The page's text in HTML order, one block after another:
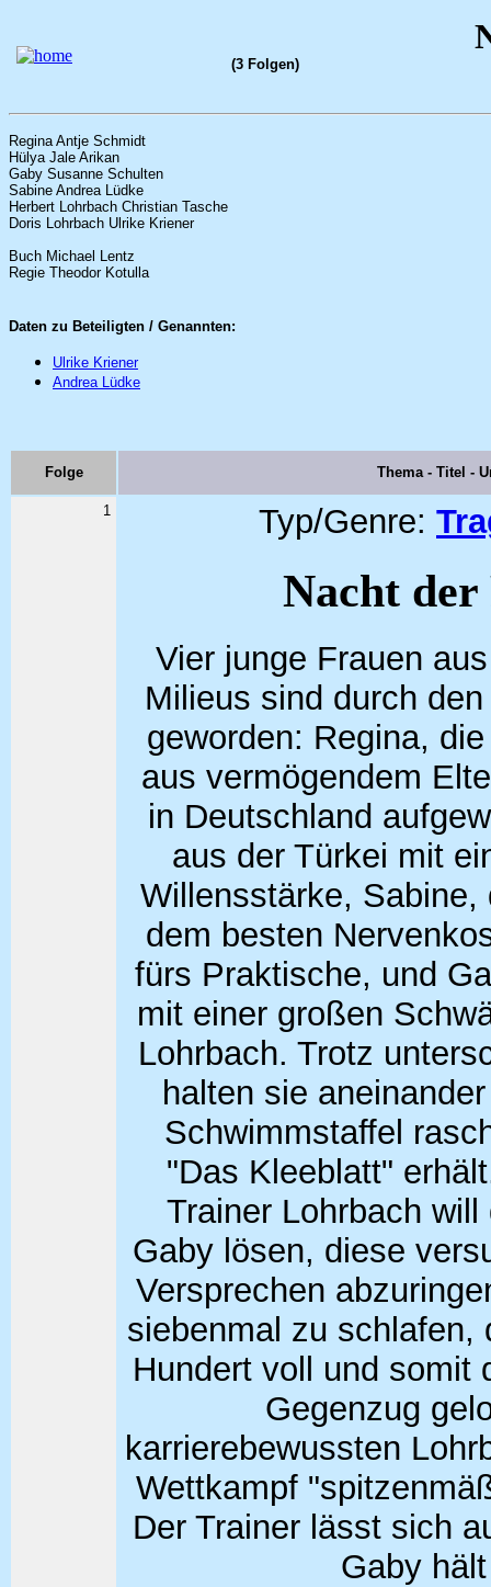
(3 Folgen)
Regina Antje Schmidt
Hülya Jale Arikan
Gaby Susanne Schulten
Sabine Andrea Lüdke
Herbert Lohrbach Christian Tasche
Doris Lohrbach Ulrike Kriener
Buch Michael Lentz
Regie Theodor Kotulla
Daten zu Beteiligten / Genannten:
Ulrike Kriener
Andrea Lüdke
Folge Thema - Titel -
1 Typ/Genre:
Nacht
Vier junge Frauen
Milieus sind durch
geworden: Regina,
aus vermögendem
in Deutschland
aus der Türkei mit
Willensstärke,
dem besten
fürs Praktische, und
mit einer großen
Lohrbach. Trotz
halten sie
Schwimmstaffel
"Das Kleeblatt"
Trainer Lohrbach
Gaby lösen, diese
Versprechen
siebenmal zu schlafen,
Hundert voll und somit
Gegenzug
karrierebewussten
Wettkampf
Der Trainer lässt sich
Gaby